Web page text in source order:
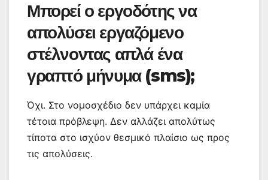
Μπορεί ο εργοδότης να
απολύσει εργαζόμενο
στέλνοντας απλά ένα
γραπτό μήνυμα (sms);
Όχι. Στο νομοσχέδιο δεν υπάρχει καμία
τέτοια πρόβλεψη. Δεν αλλάζει απολύτως
τίποτα στο ισχύον θεσμικό πλαίσιο ως προς
τις απολύσεις.